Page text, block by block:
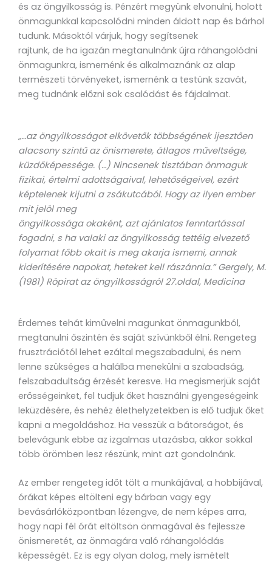
és az öngyilkosság is. Pénzért megyünk elvonulni, holott
önmagunkkal kapcsolódni minden áldott nap és bárhol
tudunk. Másoktól várjuk, hogy segítsenek
rajtunk, de ha igazán megtanulnánk újra ráhangolódni
önmagunkra, ismernénk és alkalmaznánk az alap
természeti törvényeket, ismernénk a testünk szavát,
meg tudnánk előzni sok csalódást és fájdalmat.
„…az öngyilkosságot elkövetők többségének ijesztően
alacsony szintű az önismerete, átlagos műveltsége,
küzdőképessége. (…) Nincsenek tisztában önmaguk
fizikai, értelmi adottságaival, lehetőségeivel, ezért
képtelenek kijutni a zsákutcából. Hogy az ilyen ember
mit jelöl meg
öngyilkossága okaként, azt ajánlatos fenntartással
fogadni, s ha valaki az öngyilkosság tettéig elvezető
folyamat főbb okait is meg akarja ismerni, annak
kiderítésére napokat, heteket kell rászánnia.” Gergely, M.
(1981) Röpirat az öngyilkosságról 27.oldal, Medicina
Érdemes tehát kiművelni magunkat önmagunkból,
megtanulni őszintén és saját szívünkből élni. Rengeteg
frusztrációtól lehet ezáltal megszabadulni, és nem
lenne szükséges a halálba menekülni a szabadság,
felszabadultság érzését keresve. Ha megismerjük saját
erősségeinket, fel tudjuk őket használni gyengeségeink
leküzdésére, és nehéz élethelyzetekben is elő tudjuk őket
kapni a megoldáshoz. Ha vesszük a bátorságot, és
belevágunk ebbe az izgalmas utazásba, akkor sokkal
több örömben lesz részünk, mint azt gondolnánk.
Az ember rengeteg időt tölt a munkájával, a hobbijával,
órákat képes eltölteni egy bárban vagy egy
bevásárlóközpontban lézengve, de nem képes arra,
hogy napi fél órát eltöltsön önmagával és fejlessze
önismeretét, az önmagára való ráhangolódás
képességét. Ez is egy olyan dolog, mely ismételt